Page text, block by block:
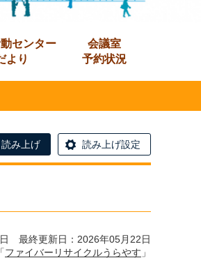
センター
より
会議室
予約状況
読み上げ 読み上げ設定
最終更新日：2026年05月22日
ファイバーリサイクルうらやす 」